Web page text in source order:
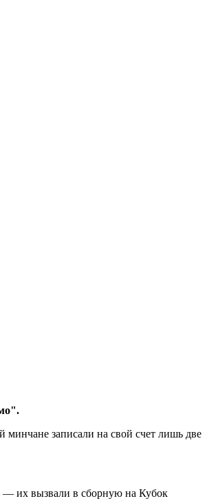
минчане записали на свой счет лишь две
— их вызвали в сборную на Кубок